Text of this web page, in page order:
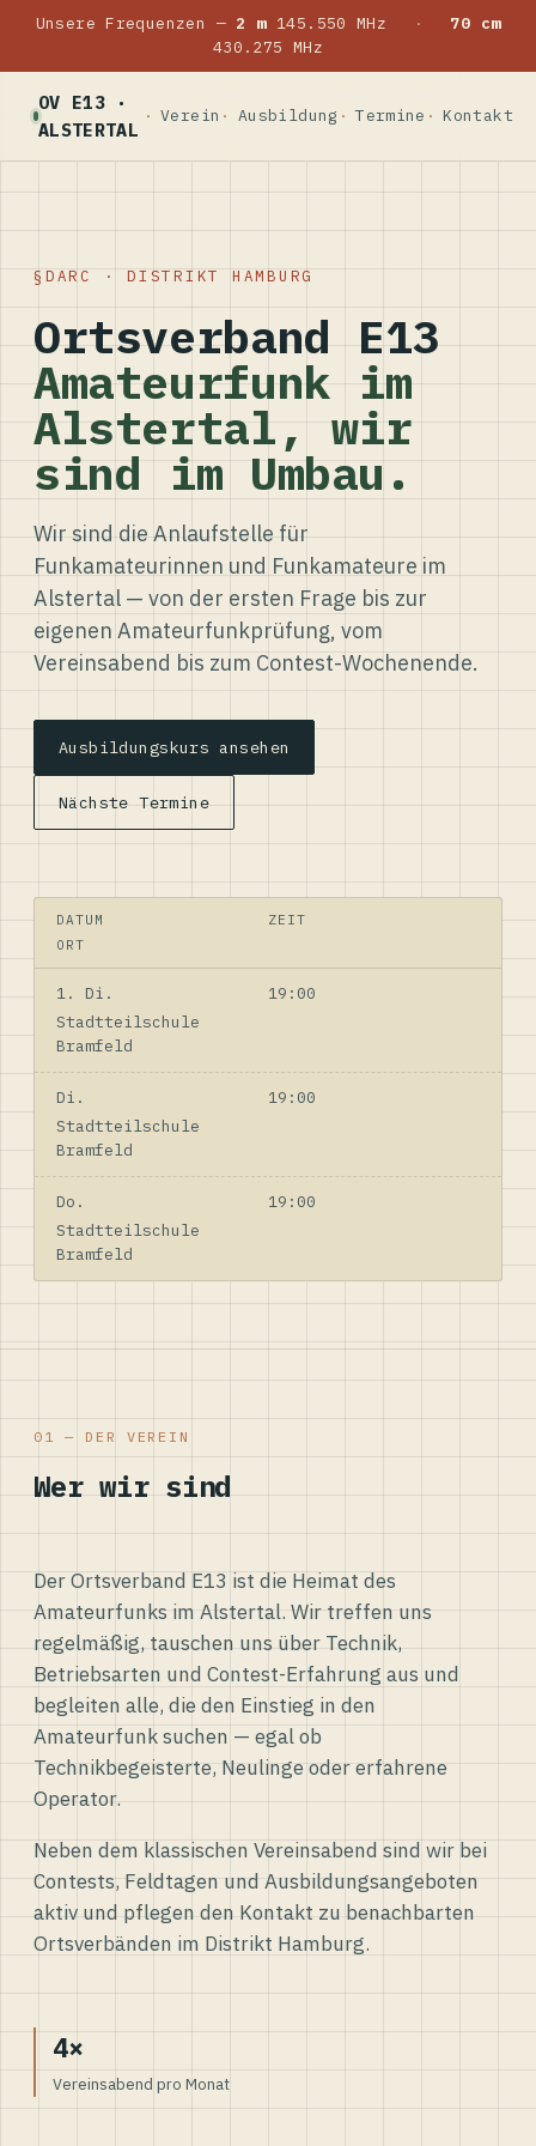
Unsere Frequenzen — 2 m145.550 MHz ·
70 cm
430.275 MHz
OV E13 ·
ALSTERTAL
Verein Ausbildung Termine Kontakt
DARC · DISTRIKT HAMBURG
Ortsverband E13
Amateurfunk im
Alstertal, wir
sind im Umbau.
Wir sind die Anlaufstelle für
Funkamateurinnen und Funkamateure im
Alstertal — von der ersten Frage bis zur
eigenen Amateurfunkprüfung, vom
Vereinsabend bis zum Contest-Wochenende.
Ausbildungskurs ansehen
Nächste Termine
DATUM
ZEIT
ORT
1. Di.
19:00
Stadtteilschule
Bramfeld
Di.
19:00
Stadtteilschule
Bramfeld
Do.
19:00
Stadtteilschule
Bramfeld
01 — DER VEREIN
Wer wir sind
Der Ortsverband E13 ist die Heimat des
Amateurfunks im Alstertal. Wir treffen uns
regelmäßig, tauschen uns über Technik,
Betriebsarten und Contest-Erfahrung aus und
begleiten alle, die den Einstieg in den
Amateurfunk suchen — egal ob
Technikbegeisterte, Neulinge oder erfahrene
Operator.
Neben dem klassischen Vereinsabend sind wir bei
Contests, Feldtagen und Ausbildungsangeboten
aktiv und pflegen den Kontakt zu benachbarten
Ortsverbänden im Distrikt Hamburg.
4×
Vereinsabend pro Monat